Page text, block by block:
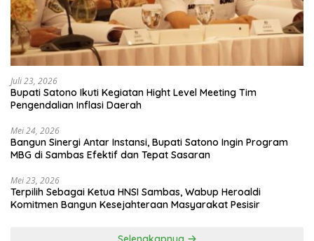
Juli 23, 2026
Bupati Satono Ikuti Kegiatan Hight Level Meeting Tim
Pengendalian Inflasi Daerah
Mei 24, 2026
Bangun Sinergi Antar Instansi, Bupati Satono Ingin Program
MBG di Sambas Efektif dan Tepat Sasaran
Mei 23, 2026
Terpilih Sebagai Ketua HNSI Sambas, Wabup Heroaldi
Komitmen Bangun Kesejahteraan Masyarakat Pesisir